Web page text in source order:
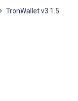
TronWallet v3.1.5